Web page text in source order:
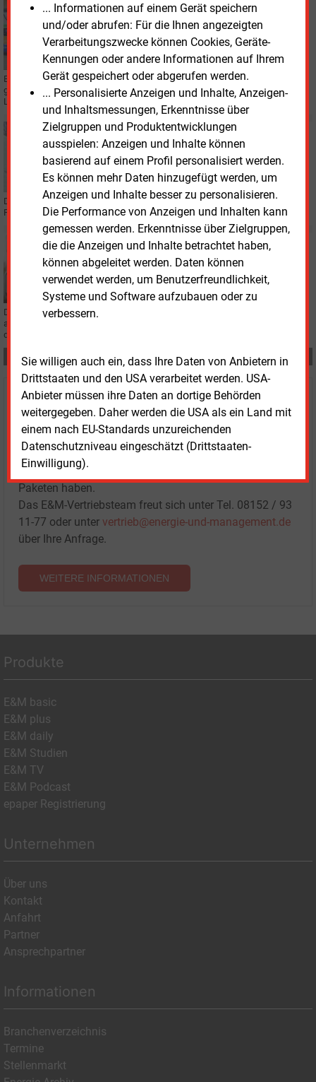
... Informationen auf einem Gerät speichern
und/oder abrufen: Für die Ihnen angezeigten
Verarbeitungszwecke können Cookies, Geräte-
Kennungen oder andere Informationen auf Ihrem
Gerät gespeichert oder abgerufen werden.
... Personalisierte Anzeigen und Inhalte, Anzeigen-
und Inhaltsmessungen, Erkenntnisse über
Zielgruppen und Produktentwicklungen
ausspielen: Anzeigen und Inhalte können
basierend auf einem Profil personalisiert werden.
Es können mehr Daten hinzugefügt werden, um
Anzeigen und Inhalte besser zu personalisieren.
Die Performance von Anzeigen und Inhalten kann
gemessen werden. Erkenntnisse über Zielgruppen,
die die Anzeigen und Inhalte betrachtet haben,
können abgeleitet werden. Daten können
verwendet werden, um Benutzerfreundlichkeit,
Systeme und Software aufzubauen oder zu
verbessern.
Sie willigen auch ein, dass Ihre Daten von Anbietern in
Drittstaaten und den USA verarbeitet werden. USA-
Anbieter müssen ihre Daten an dortige Behörden
weitergegeben. Daher werden die USA als ein Land mit
einem nach EU-Standards unzureichenden
Datenschutzniveau eingeschätzt (Drittstaaten-
Einwilligung).
Donnerstag, 18.06.2026, 16:04
ELEKTROMOBILITÄT
Bonusprogramm von EnBW macht Laden zwei Cent
günstiger
Bei EnBW kann der Preis für die kWh Autostrom künftig um zwei Cent
günstiger ausfallen. Der Karlsruher Konzern hat ein Bonusprogramm für das
Laden an seinen Säulen aufgelegt.
Montag, 18.05.2026, 11:00
MOBILITÄT
Stadtwerke München ordnen Ladetarife neu
Die Stadtwerke München bieten von Juli an drei neue Ladetarife für E-
Fahrzeuge an. Bislang gelten einheitliche Tarife.
Dienstag, 24.02.2026, 13:27
ELEKTROMOBILITÄT
Schnellladesäulen treiben Hertener Autostromabsatz
Der Absatz von Autostrom bei einem Stadtwerk im Ruhrgebiet nimmt Fahrt
auf. Fast 40 Prozent mehr Energie gegenüber 2024 ging an den Ladesäulen
des Versorgers durch die Leitungen.
Teilen:
Haben Sie Interesse an Content oder
Mehrfachzugängen für Ihr Unternehmen?
Sprechen Sie uns an, wenn Sie Fragen zur Nutzung von
E&M-Inhalten oder den verschiedenen Abonnement-
Paketen haben.
Das E&M-Vertriebsteam freut sich unter Tel. 08152 / 93
11-77 oder unter vertrieb@energie-und-management.de
über Ihre Anfrage.
WEITERE INFORMATIONEN
Produkte
E&M basic
E&M plus
E&M daily
E&M Studien
E&M TV
E&M Podcast
epaper Registrierung
Unternehmen
Über uns
Kontakt
Anfahrt
Partner
Ansprechpartner
Informationen
Branchenverzeichnis
Termine
Stellenmarkt